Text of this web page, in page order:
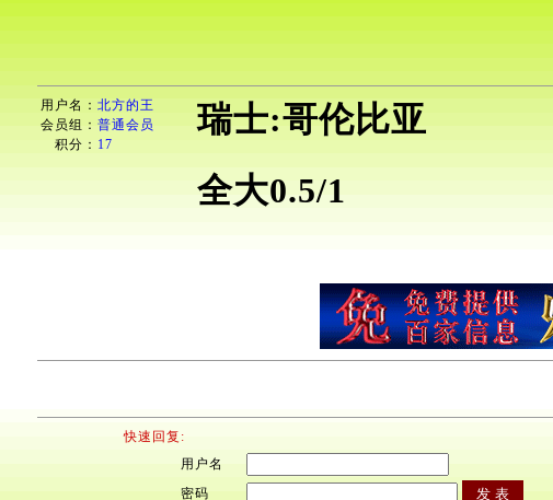
用户名： 北方的王
会员组： 普通会员
积分： 17
瑞士:哥伦比亚
全大0.5/1
快速回复:
用户名
密码